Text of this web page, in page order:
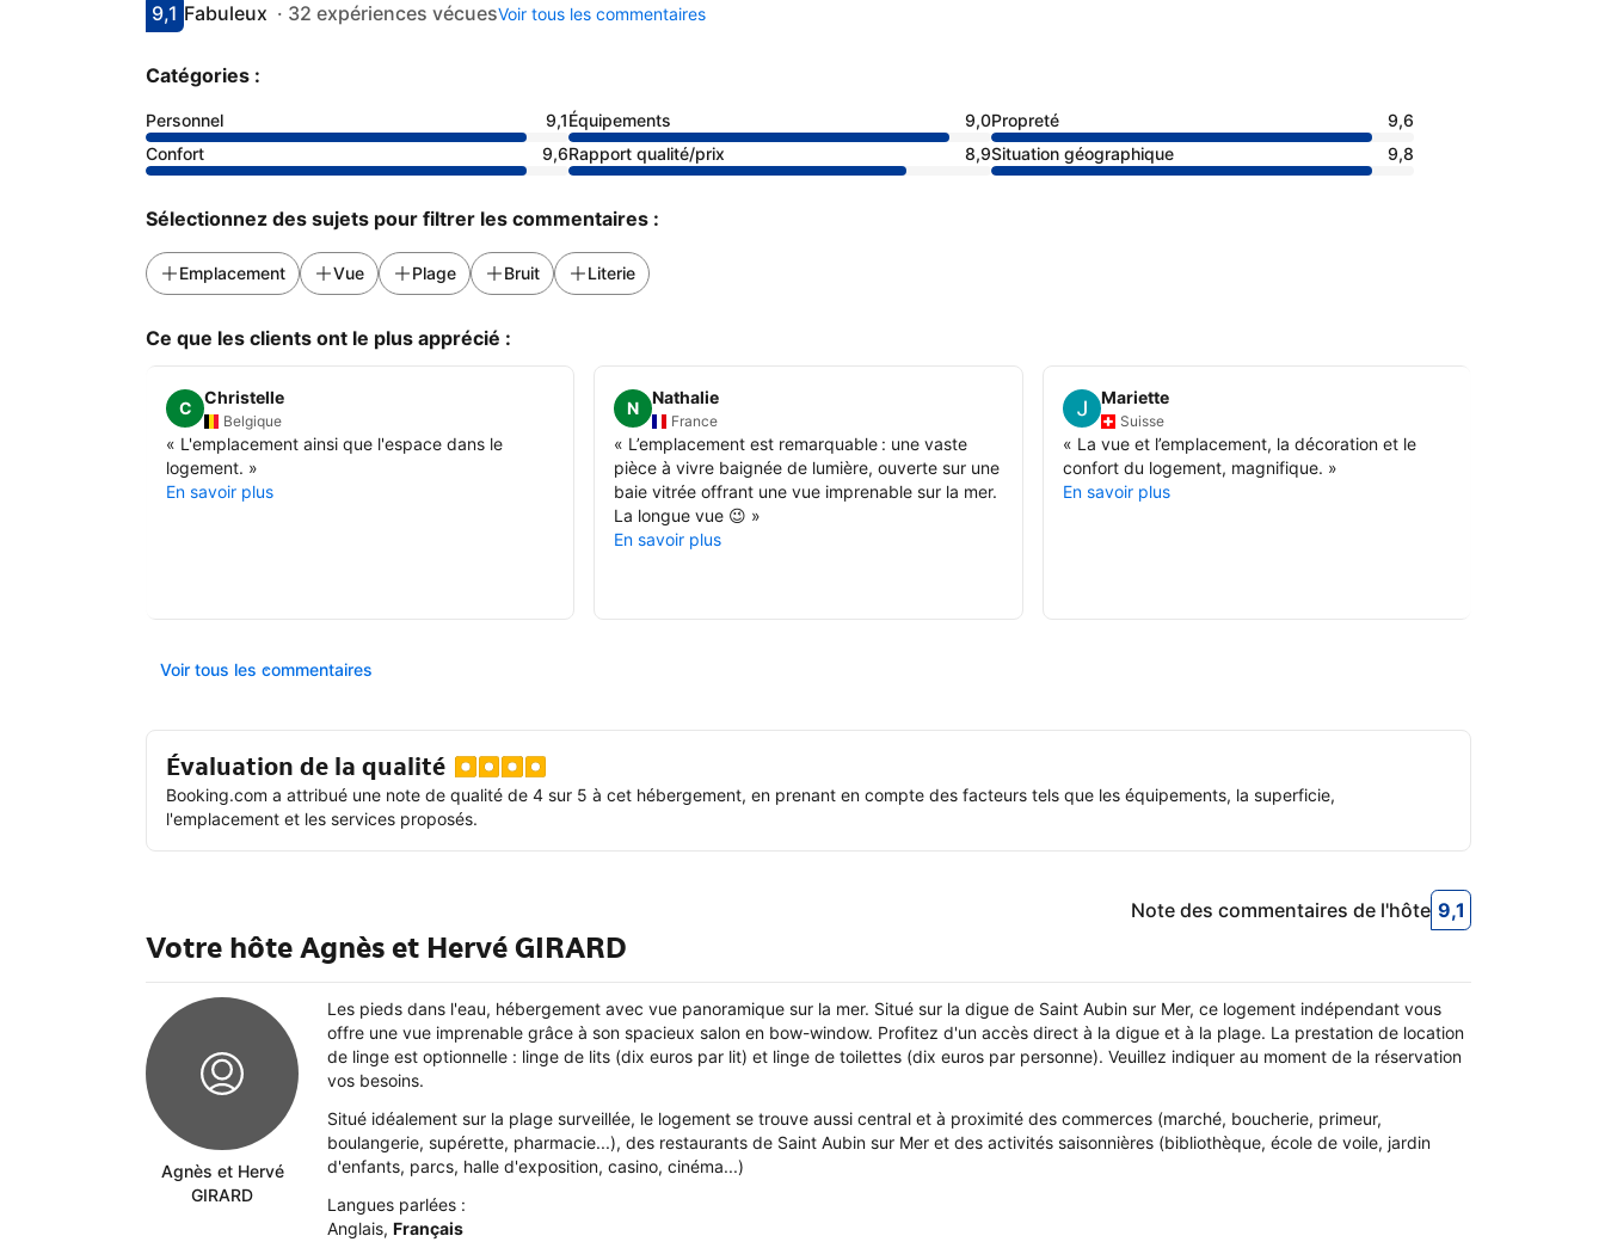
Avec une note de 9.1
9,1
fabuleuxFabuleux · 32 expériences vécuesVoir tous les commentaires
Catégories :
Personnel 9,1Équipements 9,0Propreté
9,6
Confort
9,6Rapport qualité/prix 8,9Situation géographique 9,8
Sélectionnez des sujets pour filtrer les commentaires :
Emplacement Vue Plage Bruit Literie
Ce que les clients ont le plus apprécié :
C
Christelle
Belgique
« L'emplacement ainsi que l'espace dans le
logement. »
En savoir plus
N
Nathalie
France
« L’emplacement est remarquable : une vaste
pièce à vivre baignée de lumière, ouverte sur une
baie vitrée offrant une vue imprenable sur la mer.
La longue vue 😉 »
En savoir plus
Mariette
Suisse
« La vue et l’emplacement, la décoration et le
confort du logement, magnifique. »
En savoir plus
Voir tous les commentaires
Évaluation de la qualité
Booking.com a attribué une note de qualité de 4 sur 5 à cet hébergement, en prenant en compte des facteurs tels que les équipements, la superficie,
l'emplacement et les services proposés.
Votre hôte Agnès et Hervé GIRARD
9,1
9,1 Note des
Note des commentaires de l'hôte
Agnès et Hervé
GIRARD
Les pieds dans l'eau, hébergement avec vue panoramique sur la mer. Situé sur la digue de Saint Aubin sur Mer, ce logement indépendant vous
offre une vue imprenable grâce à son spacieux salon en bow-window. Profitez d'un accès direct à la digue et à la plage. La prestation de location
de linge est optionnelle : linge de lits (dix euros par lit) et linge de toilettes (dix euros par personne). Veuillez indiquer au moment de la réservation
vos besoins.
Situé idéalement sur la plage surveillée, le logement se trouve aussi central et à proximité des commerces (marché, boucherie, primeur,
boulangerie, supérette, pharmacie...), des restaurants de Saint Aubin sur Mer et des activités saisonnières (bibliothèque, école de voile, jardin
d'enfants, parcs, halle d'exposition, casino, cinéma...)
Langues parlées :
Anglais, Français